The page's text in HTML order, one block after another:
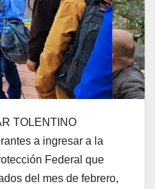
TOLENTINO
a ingresar a la
Federal que
del mes de febrero,